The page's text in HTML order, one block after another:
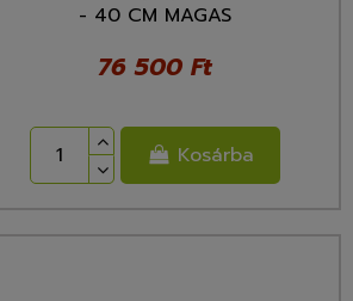
- 40 CM MAGAS
76 500 Ft
Kosárba